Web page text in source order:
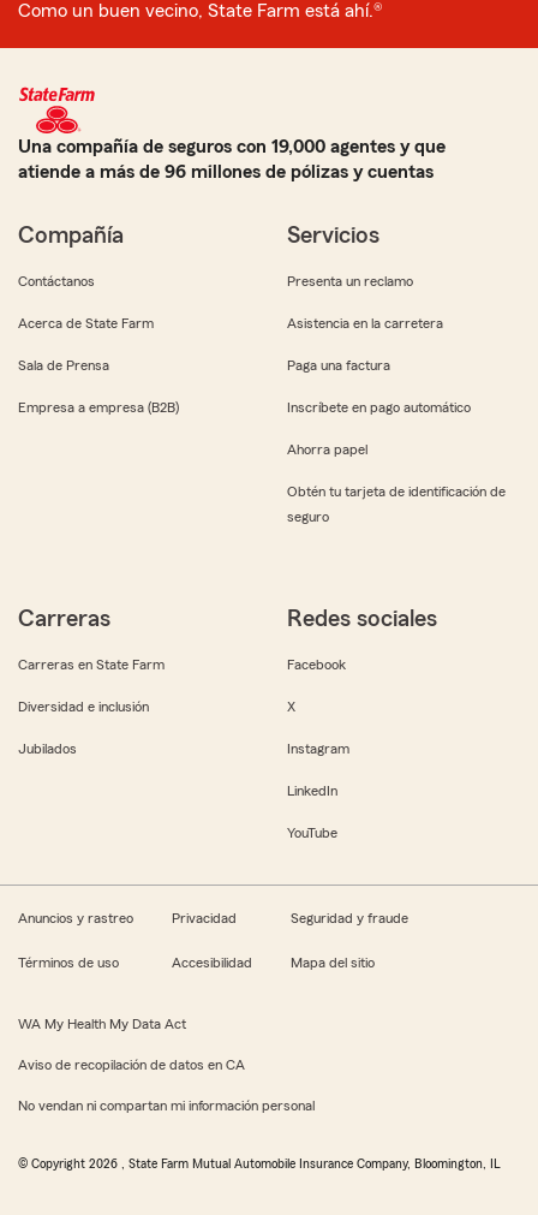
Como un buen vecino, State Farm está ahí.®
Una compañía de seguros con 19,000 agentes y que
atiende a más de 96 millones de pólizas y cuentas
Compañía
Contáctanos
Acerca de State Farm
Sala de Prensa
Empresa a empresa (B2B)
Servicios
Presenta un reclamo
Asistencia en la carretera
Paga una factura
Inscríbete en pago automático
Ahorra papel
Obtén tu tarjeta de identificación de
seguro
Carreras
Carreras en State Farm
Diversidad e inclusión
Jubilados
Redes sociales
Facebook
X
Instagram
LinkedIn
YouTube
Anuncios y rastreo Privacidad Seguridad y fraude
Términos de uso Accesibilidad Mapa del sitio
WA My Health My Data Act
Aviso de recopilación de datos en CA
No vendan ni compartan mi información personal
© Copyright 2026 , State Farm Mutual Automobile Insurance Company, Bloomington, IL